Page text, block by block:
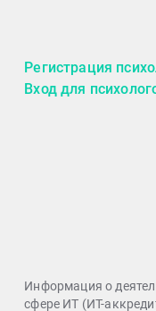
Регистрация
Вход для
Информация о
сфере ИТ (ИТ-